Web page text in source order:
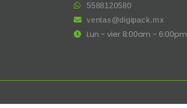
5588120580
ventas@digipack.mx
Lun - vier 8:00am - 6:00pm